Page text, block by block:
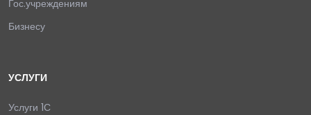
Гос.учреждениям
Бизнесу
УСЛУГИ
Услуги 1С